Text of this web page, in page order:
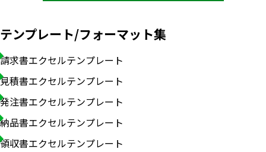
テンプレート/フォーマット集
請求書エクセルテンプレート
見積書エクセルテンプレート
発注書エクセルテンプレート
納品書エクセルテンプレート
領収書エクセルテンプレート
いますぐ無料登録